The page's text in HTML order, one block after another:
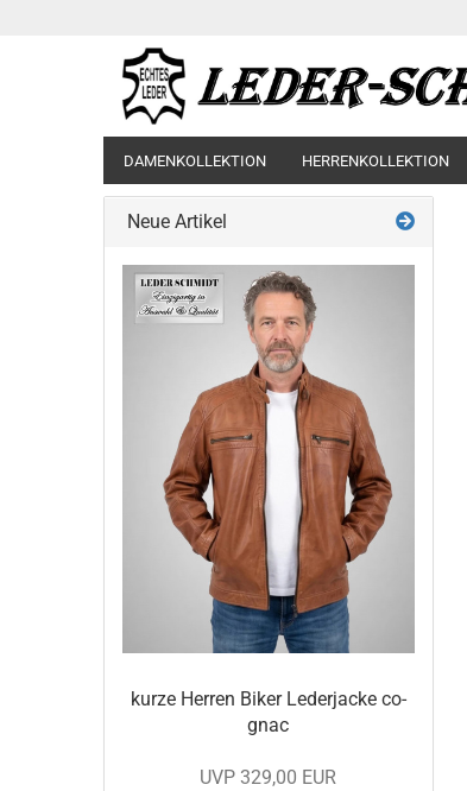
DAMENKOLLEKTION HERRENKOLLEKTION
Neue Artikel
kurze Her­ren Biker Le­der­ja­cke co­
gnac
UVP 329,00 EUR